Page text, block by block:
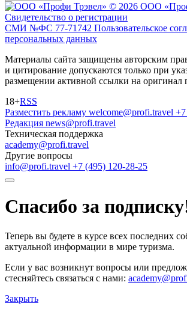
© 2026 ООО
Свидетельство о регистрации
СМИ №ФС 77-71742 Пользовательское
персональных данных
Материалы сайта защищены авторским
и цитирование допускаются только при
размещении активной ссылки на оригинал
18+RSS
Разместить рекламу welcome@profi.travel
Редакция news@profi.travel
Техническая поддержка
academy@profi.travel
Другие вопросы
info@profi.travel +7 (495) 120-28-25
Спасибо за
Теперь вы будете в курсе всех последних
актуальной информации в мире туризма.
Если у вас возникнут вопросы или
стесняйтесь связаться с нами:
Закрыть